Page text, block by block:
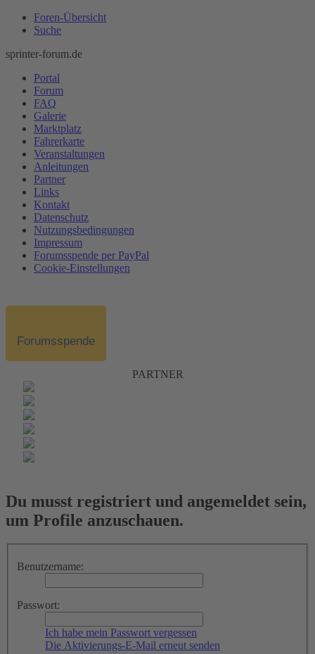
Foren-Übersicht
Suche
sprinter-forum.de
Portal
Forum
FAQ
Galerie
Marktplatz
Fahrerkarte
Veranstaltungen
Anleitungen
Partner
Links
Kontakt
Datenschutz
Nutzungsbedingungen
Impressum
Forumsspende per PayPal
Cookie-Einstellungen
Forumsspende
PARTNER
Du musst registriert und angemeldet sein,
um Profile anzuschauen.
Benutzername:
Passwort:
Ich habe mein Passwort vergessen
Die Aktivierungs-E-Mail erneut senden